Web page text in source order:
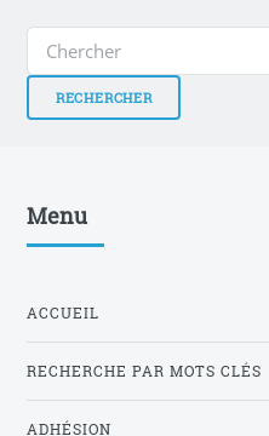
Menu
ACCUEIL
RECHERCHE PAR MOTS CLÉS
ADHÉSION